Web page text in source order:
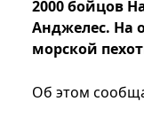
2000 бойцов
Анджелес. На
морской
Об этом